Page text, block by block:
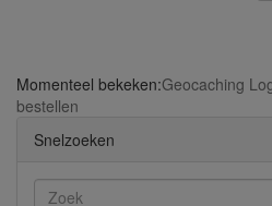
Momenteel bekeken:Geocaching
bestellen
Snelzoeken